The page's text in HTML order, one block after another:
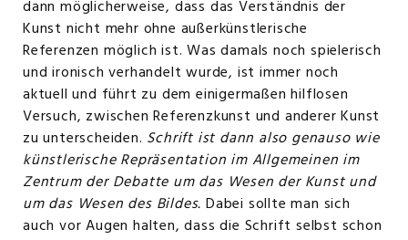
dann möglicherweise, dass das Verständnis der
Kunst nicht mehr ohne außerkünstlerische
Referenzen möglich ist. Was damals noch spielerisch
und ironisch verhandelt wurde, ist immer noch
aktuell und führt zu dem einigermaßen hilflosen
Versuch, zwischen Referenzkunst und anderer Kunst
zu unterscheiden. Schrift ist dann also genauso wie
künstlerische Repräsentation im Allgemeinen im
Zentrum der Debatte um das Wesen der Kunst und
um das Wesen des Bildes. Dabei sollte man sich
auch vor Augen halten, dass die Schrift selbst schon